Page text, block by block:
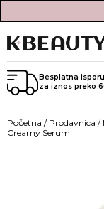
Besplatna
za iznos preko
Početna / Prodavnica /
Creamy Serum